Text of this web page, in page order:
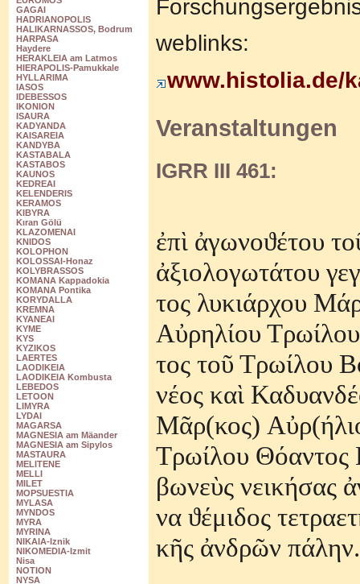
GAGAI
HADRIANOPOLIS
HALIKARNASSOS, Bodrum
HARPASA
Haydere
HERAKLEIA am Latmos
HIERAPOLIS-Pamukkale
HYLLARIMA
IASOS
IDEBESSOS
IKONION
ISAURA
KADYANDA
KAISAREIA
KANDYBA
KASTABALA
KASTABOS
KAUNOS
KEDREAI
KELENDERIS
KERAMOS
KIBYRA
Kıran Gölü
KLAZOMENAI
KNIDOS
KOLOPHON
KOLOSSAI-Honaz
KOLYBRASSOS
KOMANA Kappadokia
KOMANA Pontika
KORYDALLA
KREMNA
KYANEAI
KYME
KYS
KYZIKOS
LAERTES
LAODIKEIA
LAODIKEIA Kombusta
LEBEDOS
LETOON
LIMYRA
LYDAI
MAGARSA
MAGNESIA am Mäander
MAGNESIA am Sipylos
MASTAURA
MELITENE
MELLI
MILET
MOPSUESTIA
MYLASA
MYNDOS
MYRA
MYRINA
NIKAIA-Iznik
NIKOMEDIA-Izmit
Nisa
NOTION
NYSA
weblinks:
www.histolia.de/
Veranstaltungen
IGRR III 461:
ἐπὶ ἀγωνοϑέτου το
ἀξιολογωτάτου
τος λυκιάρχου Μά
Αὐρηλίου Τρωίλου
τος τοῦ Τρωίλου
νέος καὶ Καδυανδέ
Μᾶρ(κος) Αὐρ(ή
Τρωίλου Θόαντος
βωνεὺς νεικήσας ἀ
να ϑέμιδος
κῆς ἀνδρῶν πάλην.